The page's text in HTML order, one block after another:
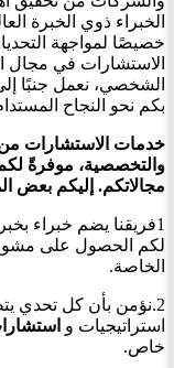
الخبراء ذوي الخبرة
خصيصًا لمواجهة
الاستشارات في مجال
الشخصي، نعمل جنبًا
بكم نحو النجاح
خدمات الاستشارات من
والتخصصية، موفرةً
مجالاتكم. إليكم بعض
1فريقنا يضم خبراء
لكم الحصول على
الخاصة.
2.نؤمن بأن كل تحدي
استراتيجيات و
خاص.